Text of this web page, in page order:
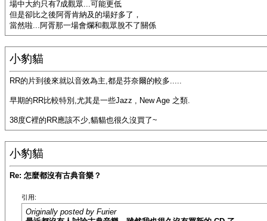
場中大約只有7成觀眾...可能更低
但是卻比之後阿胥肯納及的場好多了，
當然啦...阿胥那一場會爛和觀眾脫不了關係
小豹貓
RR的片到後來就以音效為主,都是芬奈爾的較多.....
早期的RR比較特別,尤其是一些Jazz , New Age 之類.
38度C裡的RR應該不少,貓貓也很久沒買了~
小豹貓
Re: 怎麼都沒有古典音樂？
引用:
Originally posted by Furier